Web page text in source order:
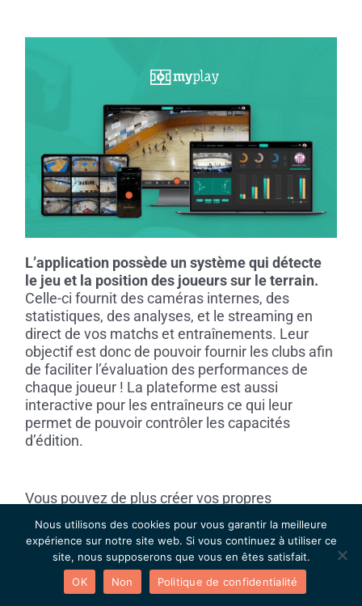
L’application possède un système qui détecte
le jeu et la position des joueurs sur le terrain.
Celle-ci fournit des caméras internes, des
statistiques, des analyses, et le streaming en
direct de vos matchs et entraînements. Leur
objectif est donc de pouvoir fournir les clubs afin
de faciliter l’évaluation des performances de
chaque joueur ! La plateforme est aussi
interactive pour les entraîneurs ce qui leur
permet de pouvoir contrôler les capacités
d’édition.
Vous pouvez de plus créer vos propres
permet de choisir les plus belles actions de vos
matchs !Alors plus besoin de caméraman, c’est
l’application qui se gère de la captation de
l’événement !
Nous utilisons des cookies pour vous garantir la meilleure
expérience sur notre site web. Si vous continuez à utiliser ce
site, nous supposerons que vous en êtes satisfait.
OK
Non Politique de confidentialité